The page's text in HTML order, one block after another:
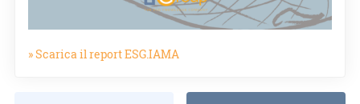
» Scarica il report ESG.IAMA